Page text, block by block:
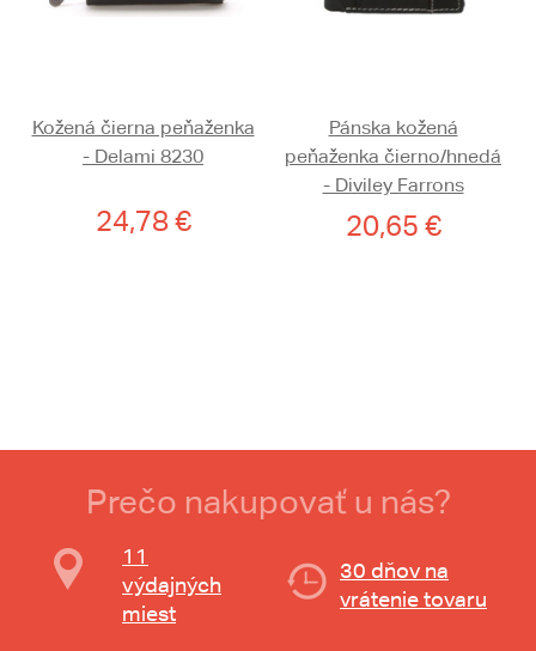
Kožená čierna peňaženka
- Delami 8230
24,78 €
Pánska kožená
peňaženka čierno/hnedá
- Diviley Farrons
20,65 €
Prečo nakupovať u nás?
11
výdajných
miest
30 dňov na
vrátenie tovaru